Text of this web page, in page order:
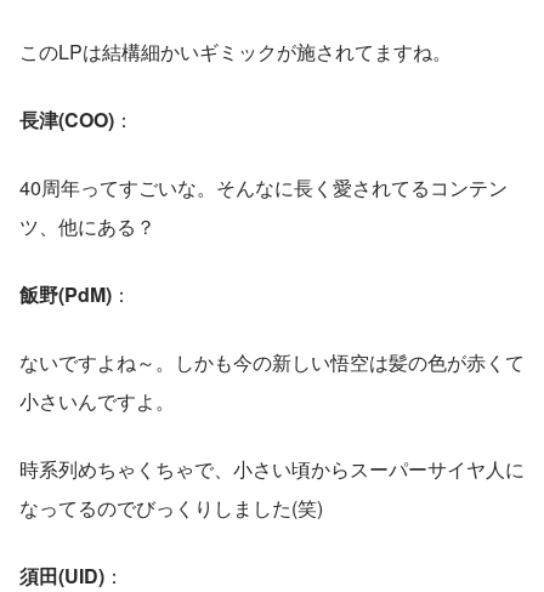
このLPは結構細かいギミックが施されてますね。
長津(COO) ：
40周年ってすごいな。そんなに長く愛されてるコンテン
ツ、他にある？
飯野(PdM) ：
ないですよね～。しかも今の新しい悟空は髪の色が赤くて
小さいんですよ。
時系列めちゃくちゃで、小さい頃からスーパーサイヤ人に
なってるのでびっくりしました(笑)
須田(UID) ：